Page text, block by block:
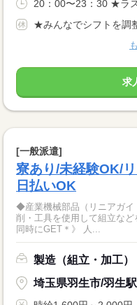
20：00〜23：30 ★ラ
★みんなでシフトを調
求
[一般派遣]
寮あり/未経験OK/
日払いOK
◆産業機械部品（リニアガ
削・工具を使用して組立などをお願いし
同時にGET＊》 人...
製造（組立・加工）
埼玉県羽生市/羽生駅